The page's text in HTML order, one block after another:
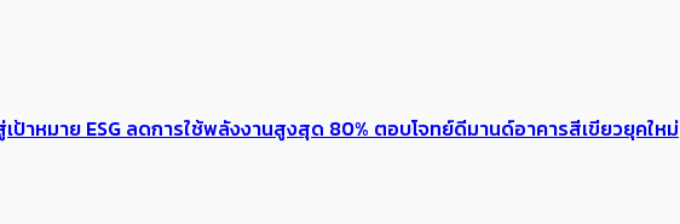
ป้าหมาย ESG ลดการใช้พลังงานสูงสุด 80% ตอบโจทย์ดีมานด์อาคารสีเขียวยุคใหม่